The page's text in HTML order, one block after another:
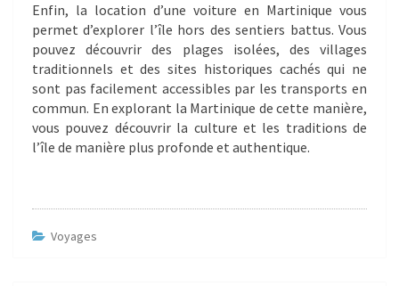
Enfin, la location d’une voiture en Martinique vous
permet d’explorer l’île hors des sentiers battus. Vous
pouvez découvrir des plages isolées, des villages
traditionnels et des sites historiques cachés qui ne
sont pas facilement accessibles par les transports en
commun. En explorant la Martinique de cette manière,
vous pouvez découvrir la culture et les traditions de
l’île de manière plus profonde et authentique.
Voyages